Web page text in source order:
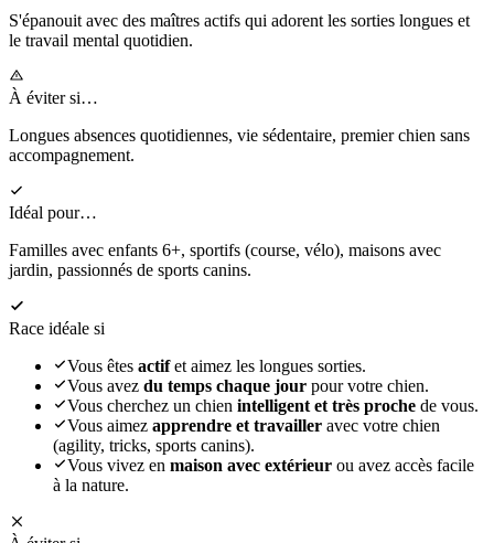
S'épanouitavec des maîtres actifs qui adorent les sorties longues et
le travail mental quotidien.
À éviter si…
Longues absences quotidiennes, vie sédentaire, premier chien sans
accompagnement.
Idéal pour…
Familles avec enfants 6+, sportifs (course, vélo), maisons avec
jardin, passionnés de sports canins.
Race idéale si
Vous êtes actifet aimez les longues sorties.
Vous avez du temps chaque jour pour votre chien.
Vous cherchez un chien intelligent et très proche de vous.
Vous aimez apprendre et travailler avec votre chien
(agility, tricks, sports canins).
Vous vivez en maison avec extérieur ou avez accès facile
à la nature.